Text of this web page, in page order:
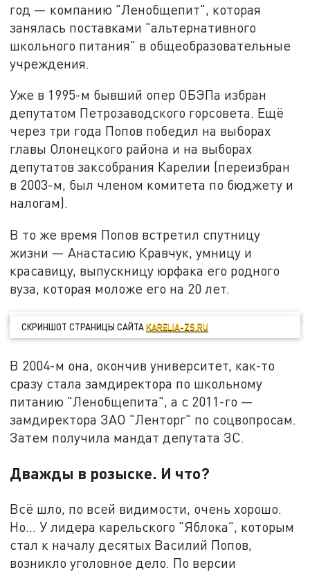
год — компанию "Ленобщепит", которая
занялась поставками "альтернативного
школьного питания" в общеобразовательные
учреждения.
Уже в 1995-м бывший опер ОБЭПа избран
депутатом Петрозаводского горсовета. Ещё
через три года Попов победил на выборах
главы Олонецкого района и на выборах
депутатов заксобрания Карелии (переизбран
в 2003-м, был членом комитета по бюджету и
налогам).
В то же время Попов встретил спутницу
жизни — Анастасию Кравчук, умницу и
красавицу, выпускницу юрфака его родного
вуза, которая моложе его на 20 лет.
СКРИНШОТ СТРАНИЦЫ САЙТАKARELIA-ZS.RU
В 2004-м она, окончив университет, как-то
сразу стала замдиректора по школьному
питанию "Ленобщепита", а с 2011-го —
замдиректора ЗАО "Ленторг" по соцвопросам.
Затем получила мандат депутата ЗС.
Дважды в розыске. И что?
Всё шло, по всей видимости, очень хорошо.
Но... У лидера карельского "Яблока", которым
стал к началу десятых Василий Попов,
возникло уголовное дело. По версии